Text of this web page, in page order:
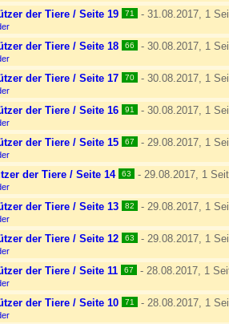
der Tiere / Seite 19 71 - 31.08.2017, 1
der Tiere / Seite 18 66 - 30.08.2017, 1
der Tiere / Seite 17 70 - 30.08.2017, 1
der Tiere / Seite 16 91 - 30.08.2017, 1
der Tiere / Seite 15 67 - 29.08.2017, 1
der Tiere / Seite 14 63 - 29.08.2017, 1
der Tiere / Seite 13 82 - 29.08.2017, 1
der Tiere / Seite 12 63 - 29.08.2017, 1
der Tiere / Seite 11 67 - 28.08.2017, 1
der Tiere / Seite 10 71 - 28.08.2017, 1